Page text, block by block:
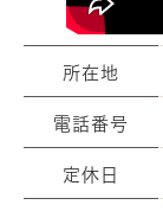
所在地
電話番号
定休日